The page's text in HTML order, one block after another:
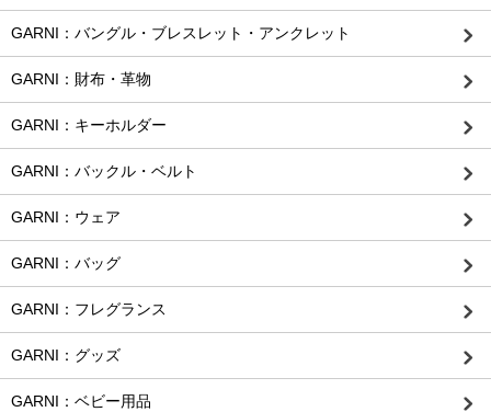
GARNI：バングル・ブレスレット・アンクレット
GARNI：財布・革物
GARNI：キーホルダー
GARNI：バックル・ベルト
GARNI：ウェア
GARNI：バッグ
GARNI：フレグランス
GARNI：グッズ
GARNI：ベビー用品